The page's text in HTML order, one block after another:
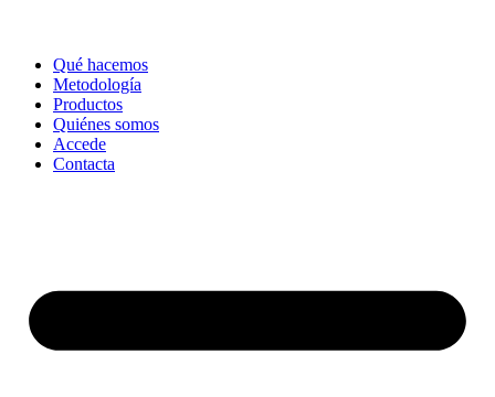
Qué hacemos
Metodología
Productos
Quiénes somos
Accede
Contacta